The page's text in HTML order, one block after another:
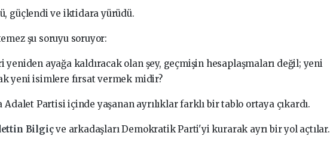
güçlendi ve iktidara yürüdü.
şu soruyu soruyor:
yeniden ayağa kaldıracak olan şey, geçmişin hesaplaşmaları değil; yeni
yeni isimlere fırsat vermek midir?
Adalet Partisi içinde yaşanan ayrılıklar farklı bir tablo ortaya çıkardı.
Bilgiçve arkadaşları Demokratik Parti'yi kurarak ayrı bir yol açtılar.